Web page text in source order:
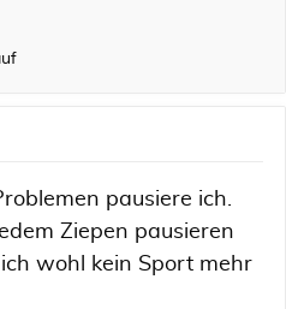
pausiere ich.
Ziepen pausieren
wohl kein Sport mehr